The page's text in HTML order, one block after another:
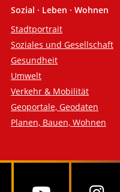
Sozial · Leben · Wohnen
Stadtportrait
Soziales und Gesellschaft
Gesundheit
Umwelt
Verkehr & Mobilität
Geoportale, Geodaten
Planen, Bauen, Wohnen